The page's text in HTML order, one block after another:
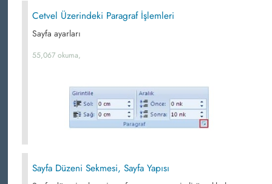
Cetvel Üzerindeki Paragraf İşlemleri
Sayfa ayarları
55,067 okuma,
Sayfa Düzeni Sekmesi, Sayfa Yapısı